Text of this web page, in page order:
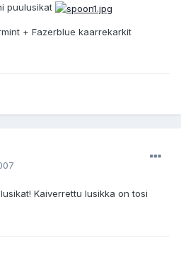
puulusikat
+ Fazerblue kaarrekarkit
Kaiverrettu lusikka on tosi